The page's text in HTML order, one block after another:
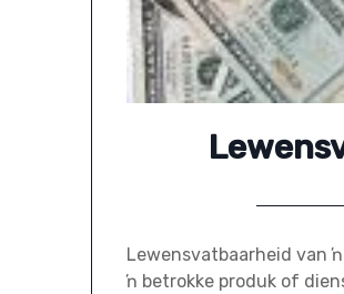
Lewensvatbaarheid van
ŉ betrokke produk of